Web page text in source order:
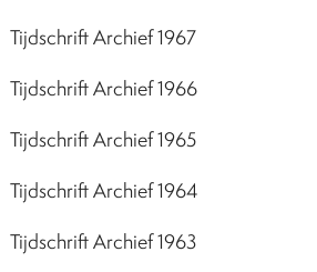
Tijdschrift Archief 1967
Tijdschrift Archief 1966
Tijdschrift Archief 1965
Tijdschrift Archief 1964
Tijdschrift Archief 1963